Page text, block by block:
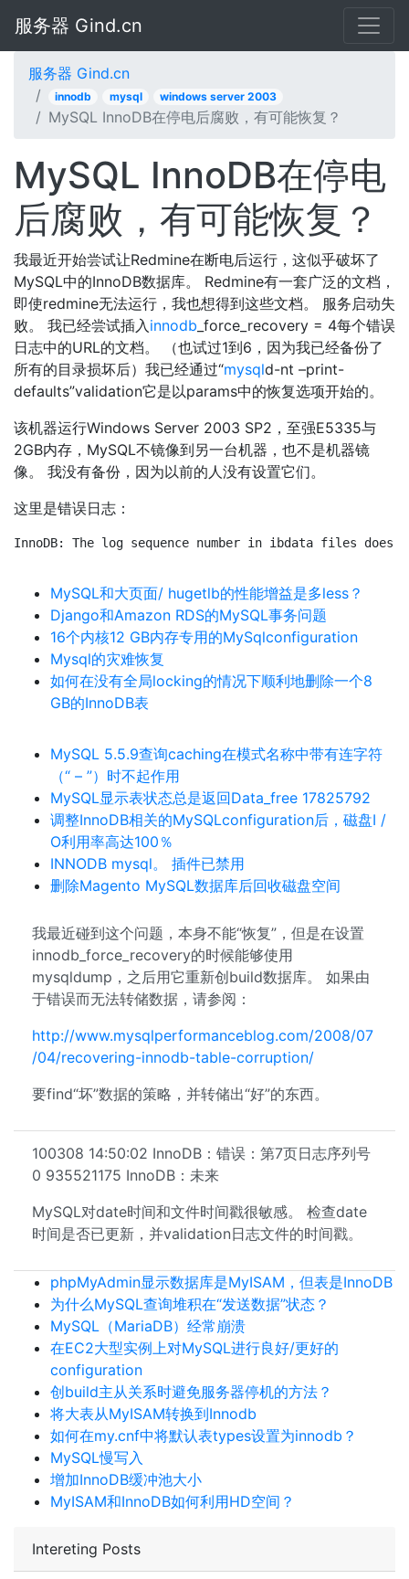
服务器 Gind.cn
服务器 Gind.cn
innodb mysql windows server 2003
MySQL InnoDB在停电后腐败，有可能恢复？
Intereting Posts
MySQL InnoDB在停电
后腐败，有可能恢复？
我最近开始尝试让Redmine在断电后运行，这似乎破坏了
MySQL中的InnoDB数据库。 Redmine有一套广泛的文档，
即使redmine无法运行，我也想得到这些文档。 服务启动失
败。 我已经尝试插入innodb _force_recovery = 4每个错误
日志中的URL的文档。 （也试过1到6，因为我已经备份了
所有的目录损坏后）我已经通过“mysqld-nt –print-
defaults”validation它是以params中的恢复选项开始的。
该机器运行Windows Server 2003 SP2，至强E5335与
2GB内存，MySQL不镜像到另一台机器，也不是机器镜
像。 我没有备份，因为以前的人没有设置它们。
这里是错误日志：
InnoDB: The log sequence number in ibdata files
MySQL和大页面/ hugetlb的性能增益是多less？
Django和Amazon RDS的MySQL事务问题
16个内核12 GB内存专用的MySqlconfiguration
Mysql的灾难恢复
如何在没有全局locking的情况下顺利地删除一个8
GB的InnoDB表
MySQL 5.5.9查询caching在模式名称中带有连字符
（“ – ”）时不起作用
MySQL显示表状态总是返回Data_free 17825792
调整InnoDB相关的MySQLconfiguration后，磁盘I /
O利用率高达100％
INNODB mysql。 插件已禁用
删除Magento MySQL数据库后回收磁盘空间
我最近碰到这个问题，本身不能“恢复”，但是在设置
innodb_force_recovery的时候能够使用
mysqldump，之后用它重新创build数据库。 如果由
于错误而无法转储数据，请参阅：
http://www.mysqlperformanceblog.com/2008/07
/04/recovering-innodb-table-corruption/
要find“坏”数据的策略，并转储出“好”的东西。
100308 14:50:02 InnoDB：错误：第7页日志序列号
0 935521175 InnoDB：未来
MySQL对date时间和文件时间戳很敏感。 检查date
时间是否已更新，并validation日志文件的时间戳。
phpMyAdmin显示数据库是MyISAM，但表是InnoDB
为什么MySQL查询堆积在“发送数据”状态？
MySQL（MariaDB）经常崩溃
在EC2大型实例上对MySQL进行良好/更好的
configuration
创build主从关系时避免服务器停机的方法？
将大表从MyISAM转换到Innodb
如何在my.cnf中将默认表types设置为innodb？
MySQL慢写入
增加InnoDB缓冲池大小
MyISAM和InnoDB如何利用HD空间？